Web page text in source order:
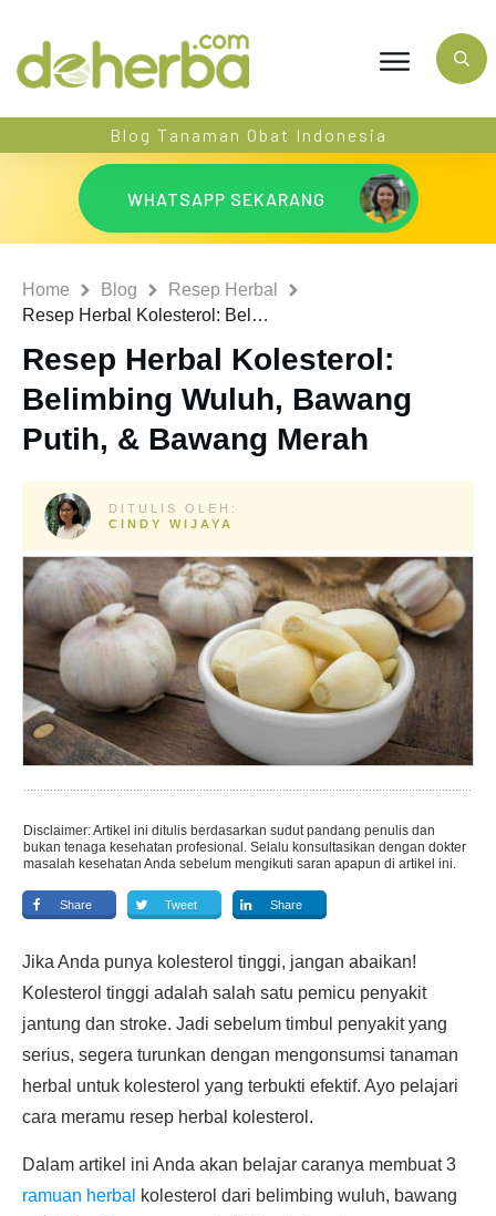
Blog Tanaman Obat Indonesia
WHATSAPP SEKARANG
Home Blog
Resep Herbal
Resep Herbal Kolesterol: Belimbing Wuluh, Bawang Putih, & Bawang Merah
Resep Herbal Kolesterol:
Belimbing Wuluh, Bawang
Putih, & Bawang Merah
DITULIS OLEH:
CINDY WIJAYA
Disclaimer: Artikel ini ditulis berdasarkan sudut pandang penulis dan
bukan tenaga kesehatan profesional. Selalu konsultasikan dengan dokter
masalah kesehatan Anda sebelum mengikuti saran apapun di artikel ini.
Share Tweet Share
Jika Anda punya kolesterol tinggi, jangan abaikan!
Kolesterol tinggi adalah salah satu pemicu penyakit
jantung dan stroke. Jadi sebelum timbul penyakit yang
serius, segera turunkan dengan mengonsumsi tanaman
herbal untuk kolesterol yang terbukti efektif. Ayo pelajari
cara meramu resep herbal kolesterol.
Dalam artikel ini Anda akan belajar caranya membuat 3
ramuan herbal
kolesterol dari belimbing wuluh, bawang